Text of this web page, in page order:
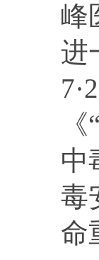
峰
进
7·
《“
中
毒
命